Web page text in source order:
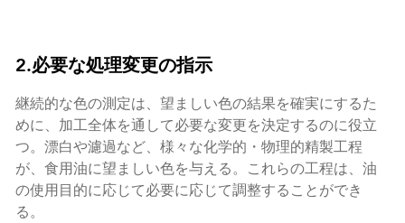
2.必要な処理変更の指示
継続的な色の測定は、望ましい色の結果を確実にするた
めに、加工全体を通して必要な変更を決定するのに役立
つ。漂白や濾過など、様々な化学的・物理的精製工程
が、食用油に望ましい色を与える。これらの工程は、油
の使用目的に応じて必要に応じて調整することができ
る。